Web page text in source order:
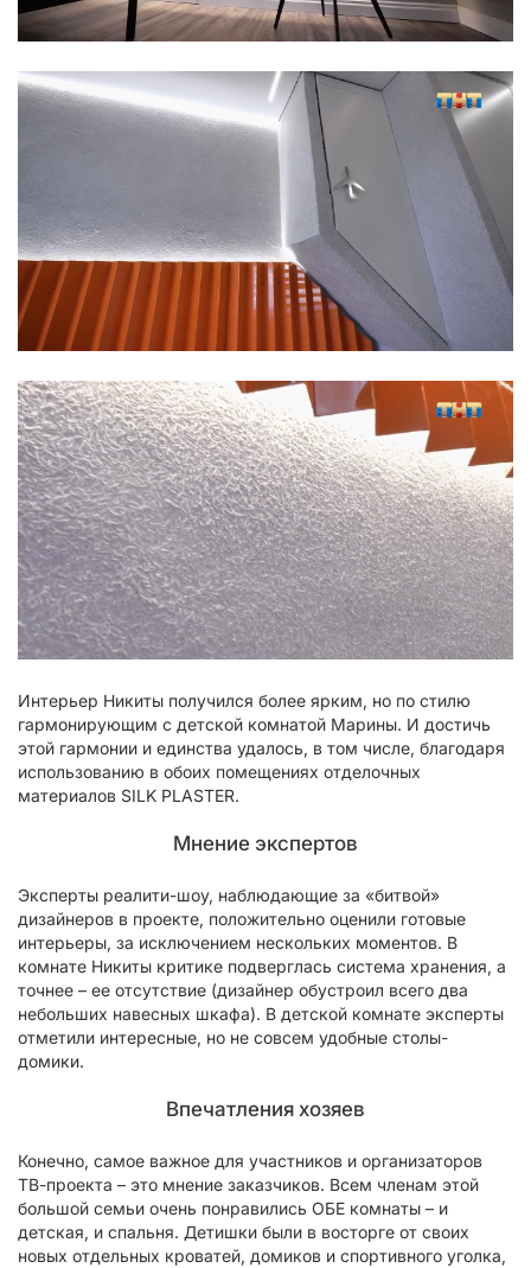
Интерьер Никиты получился более ярким, но по стилю
гармонирующим с детской комнатой Марины. И достичь
этой гармонии и единства удалось, в том числе, благодаря
использованию в обоих помещениях отделочных
материалов SILK PLASTER.
Мнение экспертов
Эксперты реалити-шоу, наблюдающие за «битвой»
дизайнеров в проекте, положительно оценили готовые
интерьеры, за исключением нескольких моментов. В
комнате Никиты критике подверглась система хранения, а
точнее – ее отсутствие (дизайнер обустроил всего два
небольших навесных шкафа). В детской комнате эксперты
отметили интересные, но не совсем удобные столы-
домики.
Впечатления хозяев
Конечно, самое важное для участников и организаторов
ТВ-проекта – это мнение заказчиков. Всем членам этой
большой семьи очень понравились ОБЕ комнаты – и
детская, и спальня. Детишки были в восторге от своих
новых отдельных кроватей, домиков и спортивного уголка,